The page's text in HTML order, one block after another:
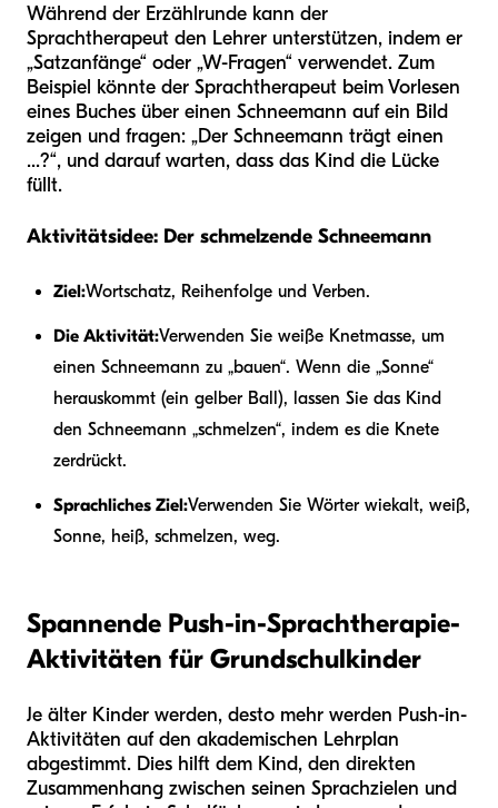
Während der Erzählrunde kann der
Sprachtherapeut den Lehrer unterstützen, indem er
„Satzanfänge“ oder „W-Fragen“ verwendet. Zum
Beispiel könnte der Sprachtherapeut beim Vorlesen
eines Buches über einen Schneemann auf ein Bild
zeigen und fragen: „Der Schneemann trägt einen
...?“, und darauf warten, dass das Kind die Lücke
füllt.
Aktivitätsidee: Der schmelzende Schneemann
Ziel:Wortschatz, Reihenfolge und Verben.
Die Aktivität:Verwenden Sie weiße Knetmasse, um
einen Schneemann zu „bauen“. Wenn die „Sonne“
herauskommt (ein gelber Ball), lassen Sie das Kind
den Schneemann „schmelzen“, indem es die Knete
zerdrückt.
Sprachliches Ziel:Verwenden Sie Wörter wiekalt, weiß,
Sonne, heiß, schmelzen, weg.
Spannende Push-in-Sprachtherapie-
Aktivitäten für Grundschulkinder
Je älter Kinder werden, desto mehr werden Push-in-
Aktivitäten auf den akademischen Lehrplan
abgestimmt. Dies hilft dem Kind, den direkten
Zusammenhang zwischen seinen Sprachzielen und